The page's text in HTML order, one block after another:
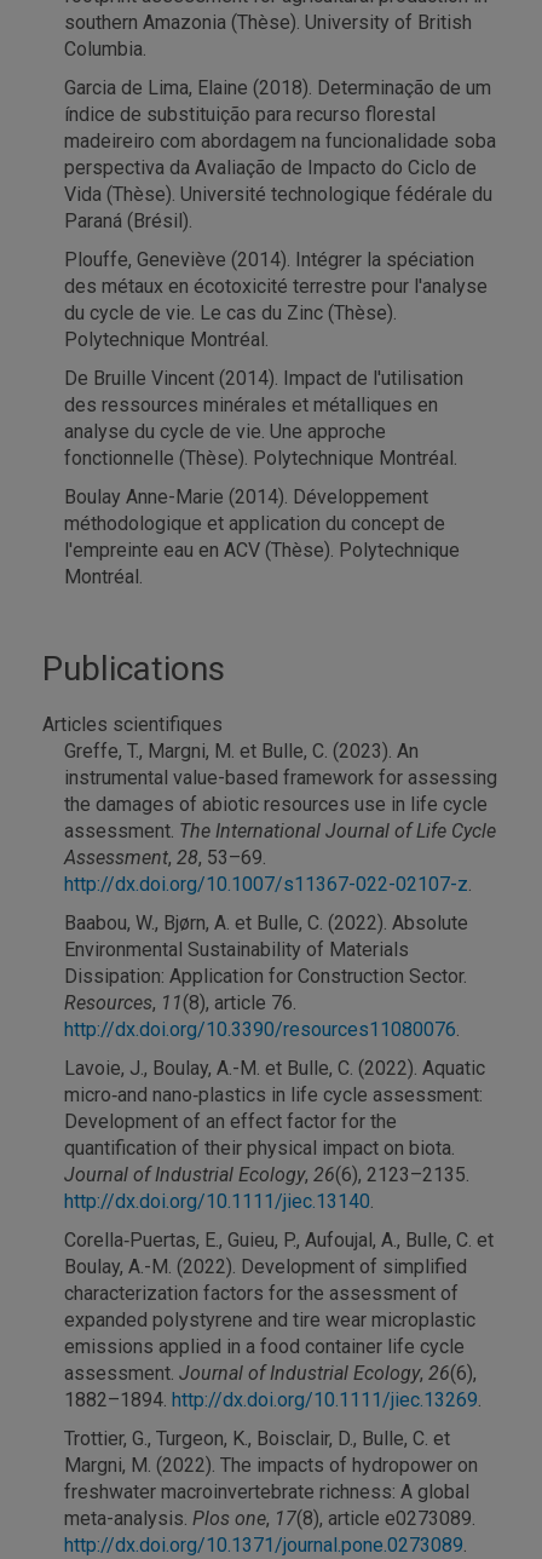
southern Amazonia (Thèse). University of British
Columbia.
Garcia de Lima, Elaine (2018). Determinação de um
índice de substituição para recurso florestal
madeireiro com abordagem na funcionalidade soba
perspectiva da Avaliação de Impacto do Ciclo de
Vida (Thèse). Université technologique fédérale du
Paraná (Brésil).
Plouffe, Geneviève (2014). Intégrer la spéciation
des métaux en écotoxicité terrestre pour l'analyse
du cycle de vie. Le cas du Zinc (Thèse).
Polytechnique Montréal.
De Bruille Vincent (2014). Impact de l'utilisation
des ressources minérales et métalliques en
analyse du cycle de vie. Une approche
fonctionnelle (Thèse). Polytechnique Montréal.
Boulay Anne-Marie (2014). Développement
méthodologique et application du concept de
l'empreinte eau en ACV (Thèse). Polytechnique
Montréal.
Publications
Articles scientifiques
Greffe, T., Margni, M. et Bulle, C. (2023). An
instrumental value-based framework for assessing
the damages of abiotic resources use in life cycle
assessment. The International Journal of Life Cycle
Assessment, 28, 53–69.
http://dx.doi.org/10.1007/s11367-022-02107-z.
Baabou, W., Bjørn, A. et Bulle, C. (2022). Absolute
Environmental Sustainability of Materials
Dissipation: Application for Construction Sector.
Resources, 11(8), article 76.
http://dx.doi.org/10.3390/resources11080076.
Lavoie, J., Boulay, A.-M. et Bulle, C. (2022). Aquatic
micro‐and nano‐plastics in life cycle assessment:
Development of an effect factor for the
quantification of their physical impact on biota.
Journal of Industrial Ecology, 26(6), 2123–2135.
http://dx.doi.org/10.1111/jiec.13140.
Corella‐Puertas, E., Guieu, P., Aufoujal, A., Bulle, C. et
Boulay, A.-M. (2022). Development of simplified
characterization factors for the assessment of
expanded polystyrene and tire wear microplastic
emissions applied in a food container life cycle
assessment. Journal of Industrial Ecology, 26(6),
1882–1894. http://dx.doi.org/10.1111/jiec.13269.
Trottier, G., Turgeon, K., Boisclair, D., Bulle, C. et
Margni, M. (2022). The impacts of hydropower on
freshwater macroinvertebrate richness: A global
meta-analysis. Plos one, 17(8), article e0273089.
http://dx.doi.org/10.1371/journal.pone.0273089.